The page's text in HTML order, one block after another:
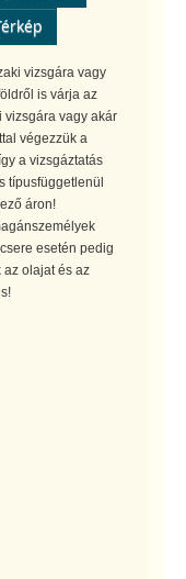
vizsgára vagy
is várja az
vizsgára vagy akár
végezzük a
a vizsgáztatás
típusfüggetlenül
áron!
esetén pedig
az olajat és az